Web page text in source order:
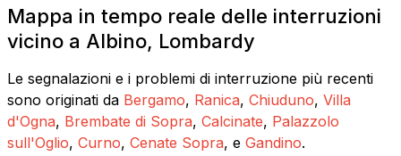
Mappa in tempo reale delle interruzioni
vicino a Albino, Lombardy
Le segnalazioni e i problemi di interruzione più recenti
sono originati da Bergamo, Ranica, Chiuduno, Villa
d'Ogna, Brembate di Sopra, Calcinate, Palazzolo
sull'Oglio, Curno, Cenate Sopra, e Gandino.